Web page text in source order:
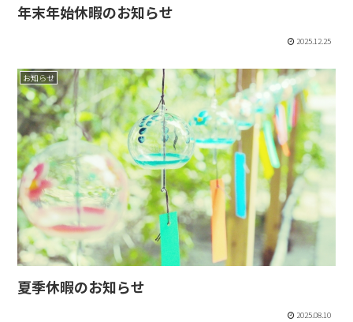
年末年始休暇のお知らせ
2025.12.25
お知らせ
夏季休暇のお知らせ
2025.08.10